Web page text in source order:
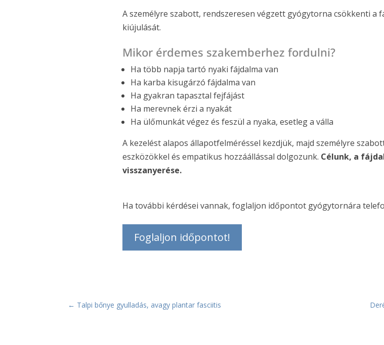
A személyre szabott, rendszeresen végzett gyógytorna csökkenti a
kiújulását.
Mikor érdemes szakemberhez fordulni?
Ha több napja tartó nyaki fájdalma van
Ha karba kisugárzó fájdalma van
Ha gyakran tapasztal fejfájást
Ha merevnek érzi a nyakát
Ha ülőmunkát végez és feszül a nyaka, esetleg a válla
A kezelést alapos állapotfelméréssel kezdjük, majd személyre
eszközökkel és empatikus hozzáállással dolgozunk. Célunk, a
visszanyerése.
Ha további kérdései vannak, foglaljon időpontot gyógytornára
Foglaljon időpontot!
← Talpi bőnye gyulladás, avagy plantar fasciitis